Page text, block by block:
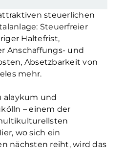
steuerlichen
Steuerfreier
Haltefrist,
Anschaffungs- und
Absetzbarkeit von
mehr.
alaykum und
– einem der
wo sich ein
nächsten reiht, wird das